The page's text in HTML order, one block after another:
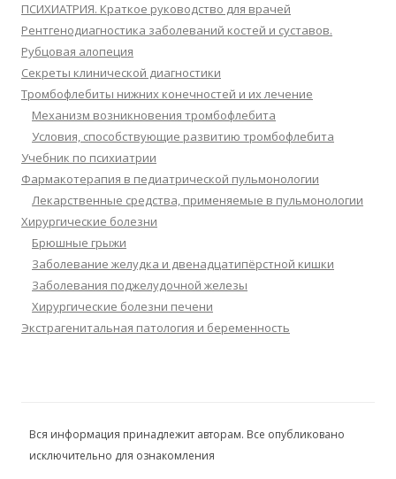
ПСИХИАТРИЯ. Краткое руководство для врачей
Рентгенодиагностика заболеваний костей и суставов.
Рубцовая алопеция
Секреты клинической диагностики
Тромбофлебиты нижних конечностей и их лечение
Механизм возникновения тромбофлебита
Условия, способствующие развитию тромбофлебита
Учебник по психиатрии
Фармакотерапия в педиатрической пульмонологии
Лекарственные средства, применяемые в пульмонологии
Хирургические болезни
Брюшные грыжи
Заболевание желудка и двенадцатипёрстной кишки
Заболевания поджелудочной железы
Хирургические болезни печени
Экстрагенитальная патология и беременность
Вся информация принадлежит авторам. Все опубликовано
исключительно для ознакомления